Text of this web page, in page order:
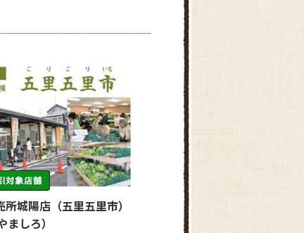
城陽店（五里五里市）
ましろ）